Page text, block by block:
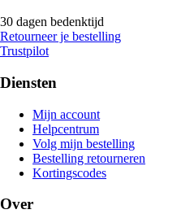
30 dagen bedenktijd
Retourneer je bestelling
Trustpilot
Diensten
Mijn account
Helpcentrum
Volg mijn bestelling
Bestelling retourneren
Kortingscodes
Over